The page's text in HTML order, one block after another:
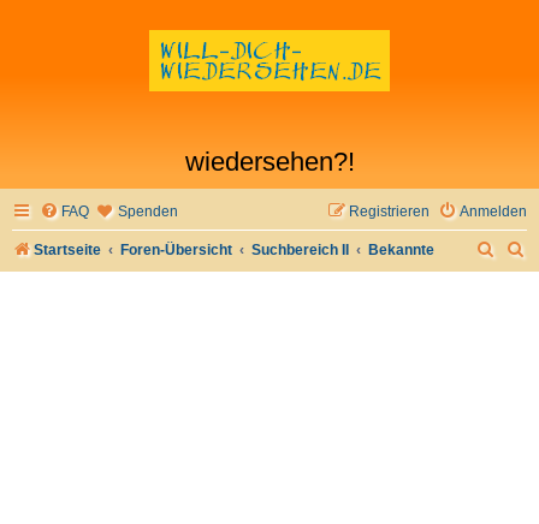
wiedersehen?!
FAQ Spenden Anmelden
Registrieren
Startseite Foren-Übersicht Suchbereich II Bekannte